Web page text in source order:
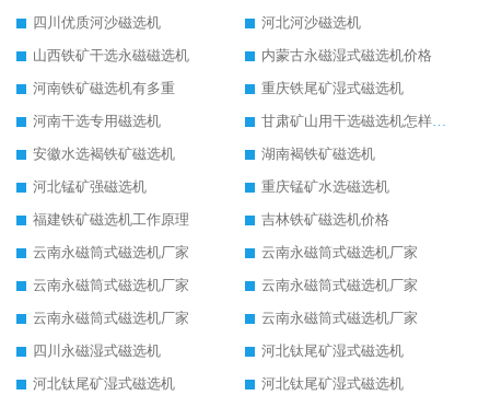
四川优质河沙磁选机
河北河沙磁选机
山西铁矿干选永磁磁选机
内蒙古永磁湿式磁选机价格
河南铁矿磁选机有多重
重庆铁尾矿湿式磁选机
河南干选专用磁选机
甘肃矿山用干选磁选机怎样调磁
安徽水选褐铁矿磁选机
湖南褐铁矿磁选机
河北锰矿强磁选机
重庆锰矿水选磁选机
福建铁矿磁选机工作原理
吉林铁矿磁选机价格
云南永磁筒式磁选机厂家
云南永磁筒式磁选机厂家
云南永磁筒式磁选机厂家
云南永磁筒式磁选机厂家
云南永磁筒式磁选机厂家
云南永磁筒式磁选机厂家
四川永磁湿式磁选机
河北钛尾矿湿式磁选机
河北钛尾矿湿式磁选机
河北钛尾矿湿式磁选机